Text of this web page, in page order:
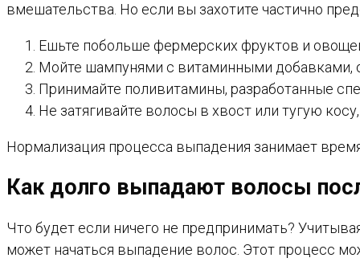
вмешательства. Но если вы захотите частично
Ешьте побольше фермерских фруктов и
Мойте шампунями с витаминными добавками,
Принимайте поливитамины, разработанные
Не затягивайте волосы в хвост или тугую
Нормализация процесса выпадения занимает
Как долго выпадают волосы
Что будет если ничего не предпринимать?
может начаться выпадение волос. Этот процесс